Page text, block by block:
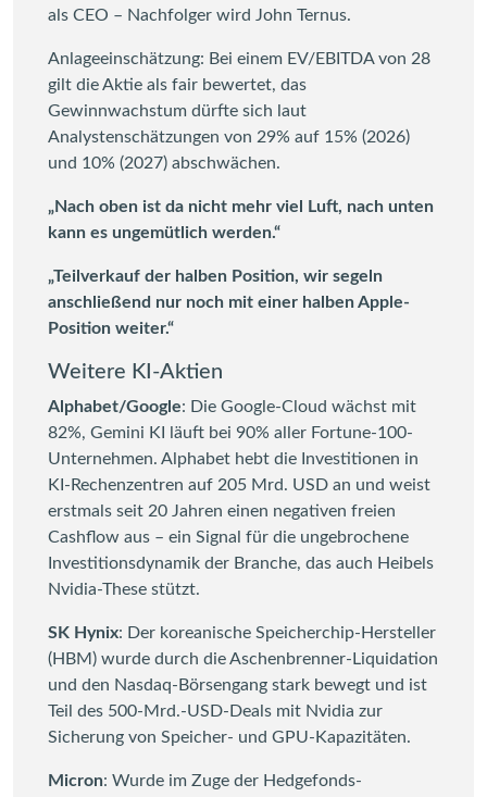
als CEO – Nachfolger wird John Ternus.
Anlageeinschätzung: Bei einem EV/EBITDA von 28
gilt die Aktie als fair bewertet, das
Gewinnwachstum dürfte sich laut
Analystenschätzungen von 29% auf 15% (2026)
und 10% (2027) abschwächen.
„Nach oben ist da nicht mehr viel Luft, nach unten
kann es ungemütlich werden.“
„Teilverkauf der halben Position, wir segeln
anschließend nur noch mit einer halben Apple-
Position weiter.“
Weitere KI-Aktien
Alphabet/Google: Die Google-Cloud wächst mit
82%, Gemini KI läuft bei 90% aller Fortune-100-
Unternehmen. Alphabet hebt die Investitionen in
KI-Rechenzentren auf 205 Mrd. USD an und weist
erstmals seit 20 Jahren einen negativen freien
Cashflow aus – ein Signal für die ungebrochene
Investitionsdynamik der Branche, das auch Heibels
Nvidia-These stützt.
SK Hynix: Der koreanische Speicherchip-Hersteller
(HBM) wurde durch die Aschenbrenner-Liquidation
und den Nasdaq-Börsengang stark bewegt und ist
Teil des 500-Mrd.-USD-Deals mit Nvidia zur
Sicherung von Speicher- und GPU-Kapazitäten.
Micron: Wurde im Zuge der Hedgefonds-